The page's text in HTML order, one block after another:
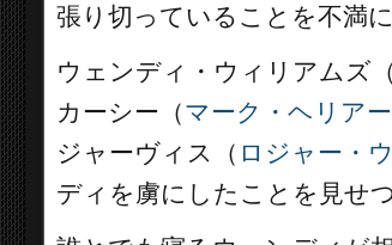
張り切っていることを不満に
ウェンディ・ウィリアムズ（
カーシー（マーク・ヘリアー
ジャーヴィス（ ロジャー・
ディを虜にしたことを見せつ